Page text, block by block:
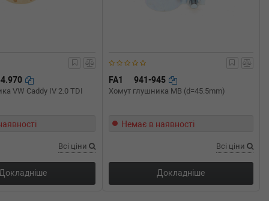
VW Caddy IV 2.0 TDI
Всі ціни
Докладніше
FA1 941-945
Хомут глушника MB (d=45.5mm)
Немає в наявності
Всі ціни
Докладніше